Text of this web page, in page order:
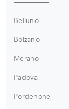
Belluno
Bolzano
Merano
Padova
Pordenone